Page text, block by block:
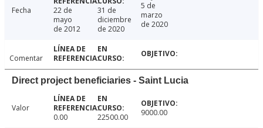
Fecha
22 de
mayo
de 2012
31 de
diciembre
de 2020
5 de
marzo
de 2020
Comentar
Direct project beneficiaries - Saint Lucia
Valor
0.00
22500.00 9000.00